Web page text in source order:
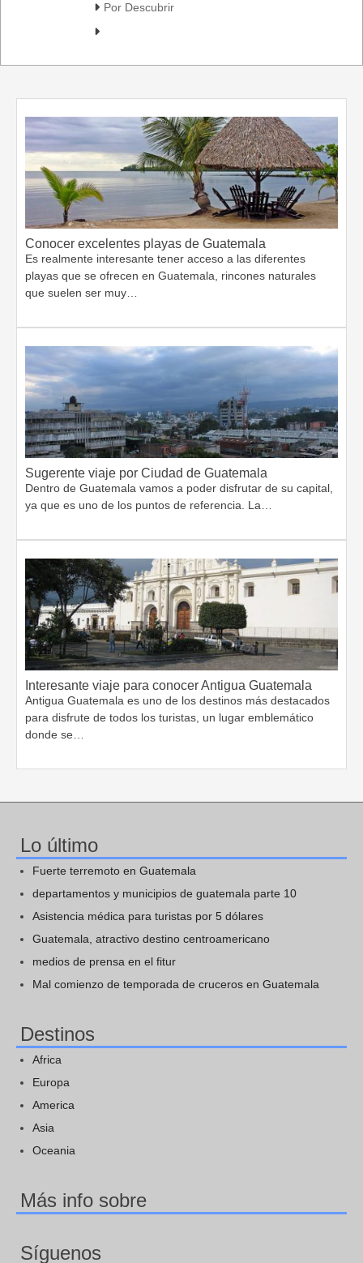
Por Descubrir
Conocer excelentes playas de Guatemala
Es realmente interesante tener acceso a las diferentes
playas que se ofrecen en Guatemala, rincones naturales
que suelen ser muy…
Sugerente viaje por Ciudad de Guatemala
Dentro de Guatemala vamos a poder disfrutar de su capital,
ya que es uno de los puntos de referencia. La…
Interesante viaje para conocer Antigua Guatemala
Antigua Guatemala es uno de los destinos más destacados
para disfrute de todos los turistas, un lugar emblemático
donde se…
Lo último
Fuerte terremoto en Guatemala
departamentos y municipios de guatemala parte 10
Asistencia médica para turistas por 5 dólares
Guatemala, atractivo destino centroamericano
medios de prensa en el fitur
Mal comienzo de temporada de cruceros en Guatemala
Destinos
Africa
Europa
America
Asia
Oceania
Más info sobre
Síguenos